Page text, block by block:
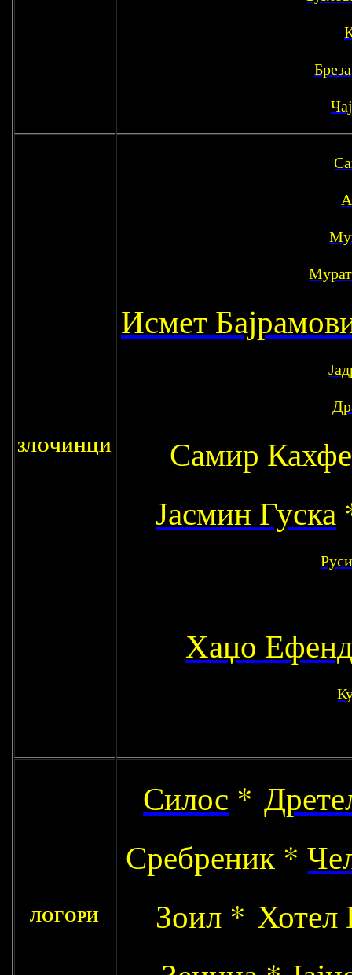
Бреза
ЗЛОЧИНЦИ
Исмет
Самир
Јасмин Гуска
Хаџо
ЛОГОРИ
Силос *
Сребреник *
Зоил *